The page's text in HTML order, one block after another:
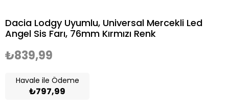
Dacia Lodgy Uyumlu, Universal Mercekli Led
Angel Sis Farı, 76mm Kırmızı Renk
₺839,99
Havale ile Ödeme
₺797,99